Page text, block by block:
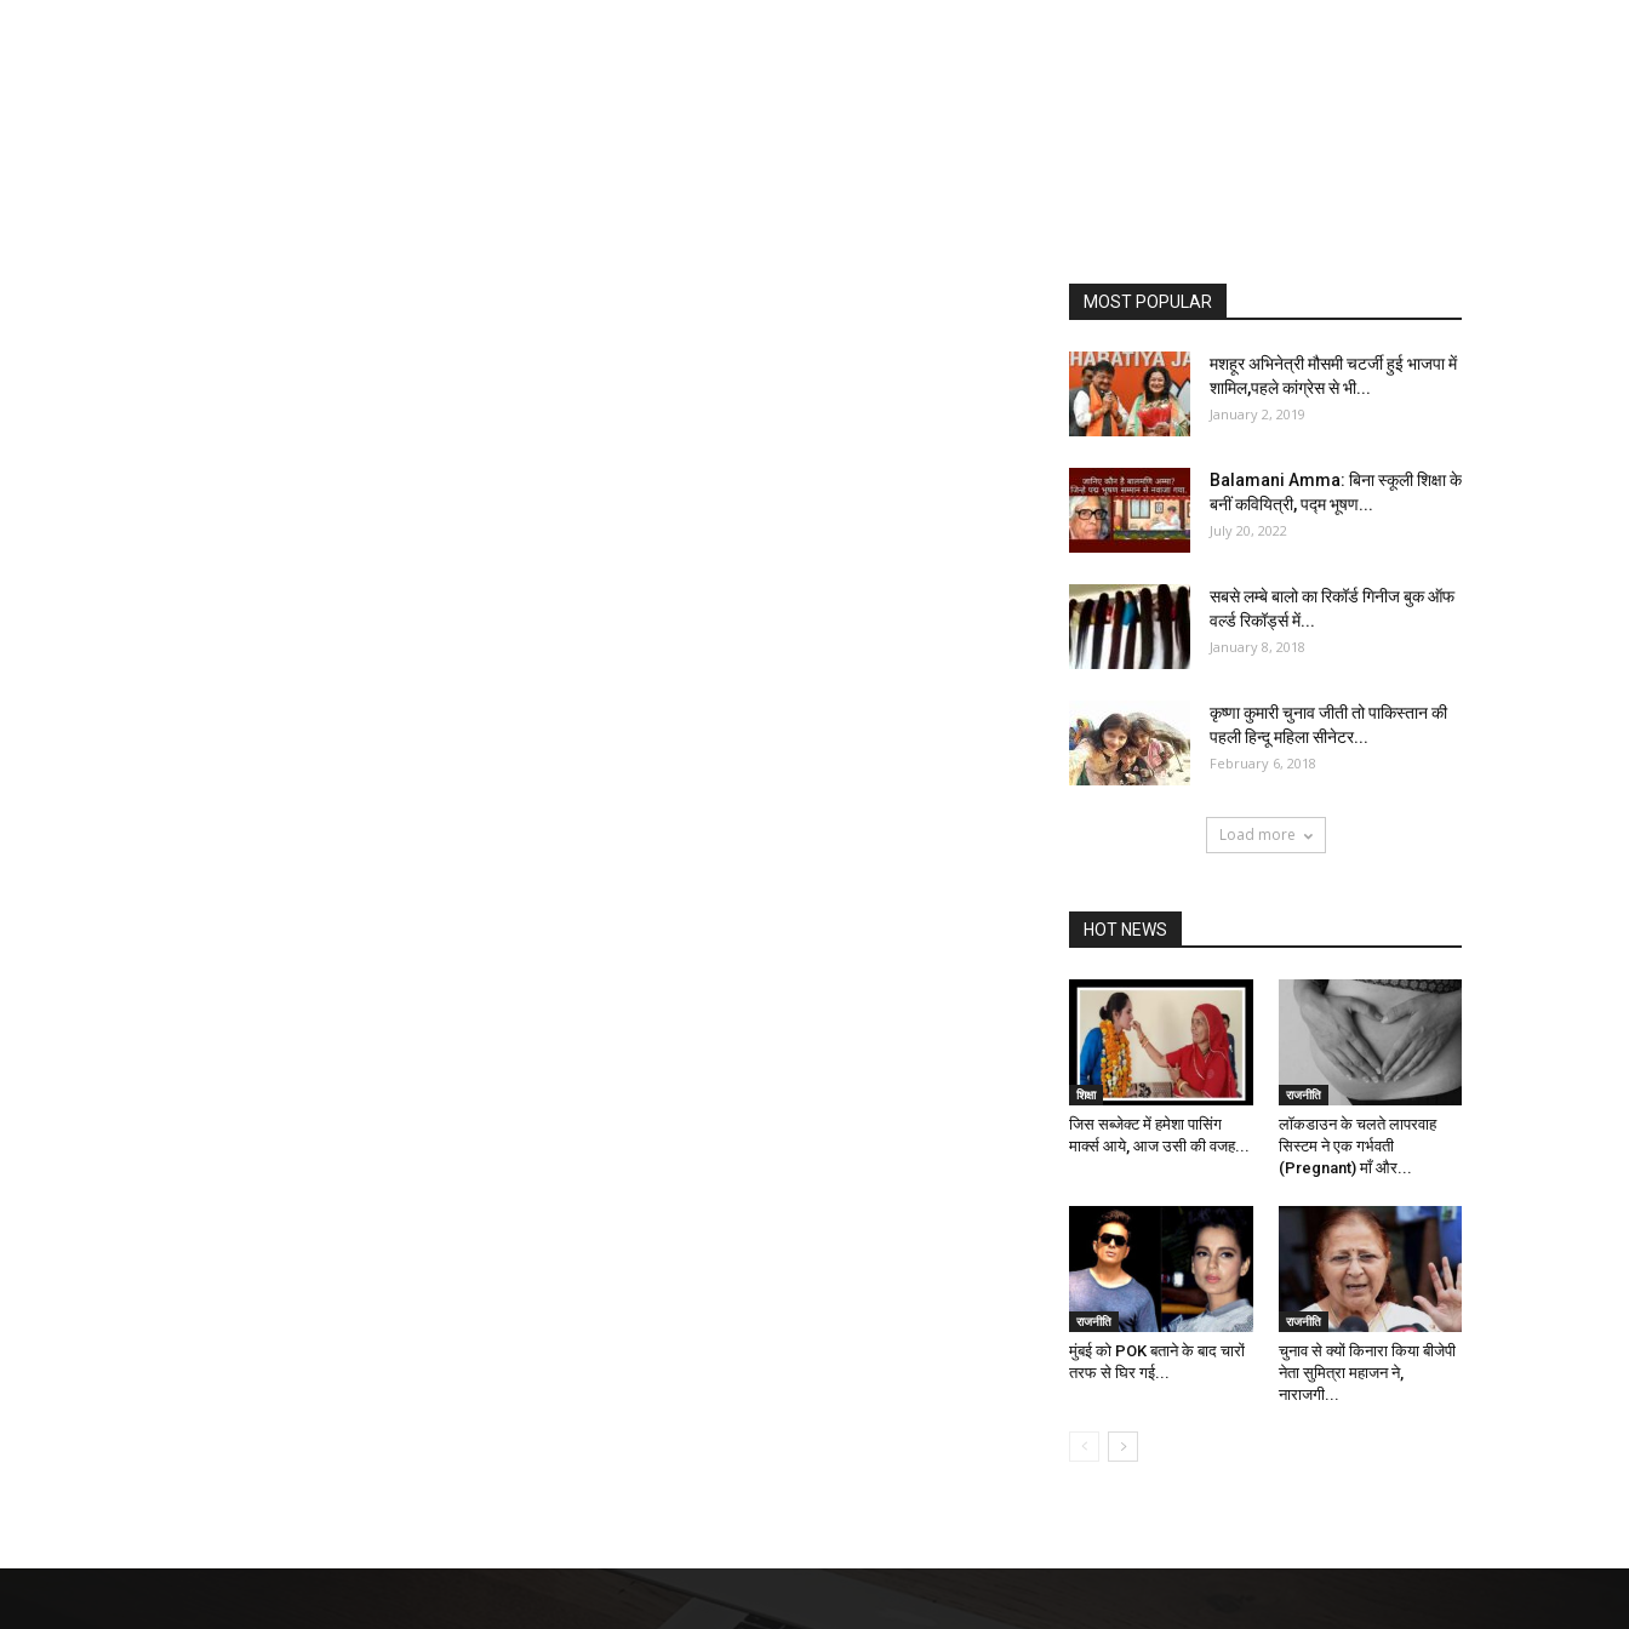
MOST POPULAR
मशहूर अभिनेत्री मौसमी चटर्जी हुई भाजपा में
शामिल,पहले कांग्रेस से भी...
January 2, 2019
Balamani Amma: बिना स्कूली शिक्षा के
बनीं कवियित्री, पद्म भूषण...
July 20, 2022
सबसे लम्बे बालो का रिकॉर्ड गिनीज बुक ऑफ
वर्ल्ड रिकॉर्ड्स में...
January 8, 2018
कृष्णा कुमारी चुनाव जीती तो पाकिस्तान की
पहली हिन्दू महिला सीनेटर...
February 6, 2018
Load more
HOT NEWS
शिक्षा
जिस सब्जेक्ट में हमेशा पासिंग
मार्क्स आये, आज उसी की वजह...
राजनीति
लॉकडाउन के चलते लापरवाह
सिस्टम ने एक गर्भवती
(Pregnant) माँ और...
राजनीति
मुंबई को POK बताने के बाद चारों
तरफ से घिर गई...
राजनीति
चुनाव से क्यों किनारा किया बीजेपी
नेता सुमित्रा महाजन ने,
नाराजगी...